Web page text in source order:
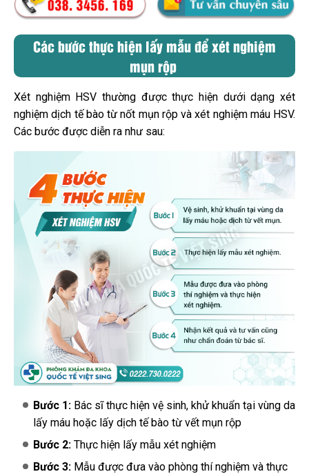
Các bước thực hiện lấy mẫu để xét nghiệm
mụn rộp
Xét nghiệm HSV thường được thực hiện dưới dạng xét
nghiệm dịch tế bào từ nốt mụn rộp và xét nghiệm máu HSV.
Các bước được diễn ra như sau:
Bước 1: Bác sĩ thực hiện vệ sinh, khử khuẩn tại vùng da
lấy máu hoặc lấy dịch tế bào từ vết mụn rộp
Bước 2: Thực hiện lấy mẫu xét nghiệm
Bước 3: Mẫu được đưa vào phòng thí nghiệm và thực